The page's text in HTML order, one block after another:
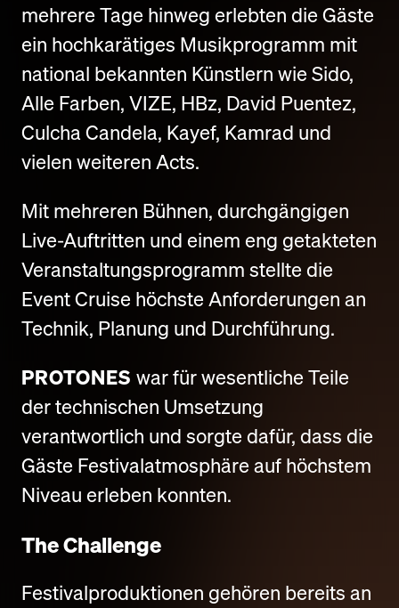
mehrere Tage hinweg erlebten die Gäste
ein hochkarätiges Musikprogramm mit
national bekannten Künstlern wie Sido,
Alle Farben, VIZE, HBz, David Puentez,
Culcha Candela, Kayef, Kamrad und
vielen weiteren Acts.
Mit mehreren Bühnen, durchgängigen
Live-Auftritten und einem eng getakteten
Veranstaltungsprogramm stellte die
Event Cruise höchste Anforderungen an
Technik, Planung und Durchführung.
PROTONES war für wesentliche Teile
der technischen Umsetzung
verantwortlich und sorgte dafür, dass die
Gäste Festivalatmosphäre auf höchstem
Niveau erleben konnten.
The Challenge
Festivalproduktionen gehören bereits an